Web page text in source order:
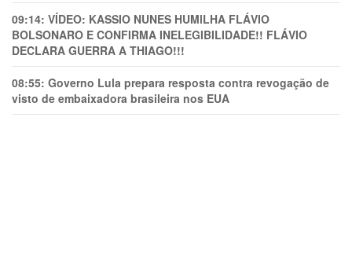
09:14: VÍDEO: KASSIO NUNES HUMlLHA FLÁVIO
BOLSONARO E CONFIRMA INELEGIBILIDADE!! FLÁVIO
DECLARA GUERRA A THIAGO!!!
08:55: Governo Lula prepara resposta contra revogação de
visto de embaixadora brasileira nos EUA